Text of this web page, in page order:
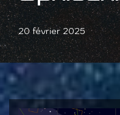
20 février 2025